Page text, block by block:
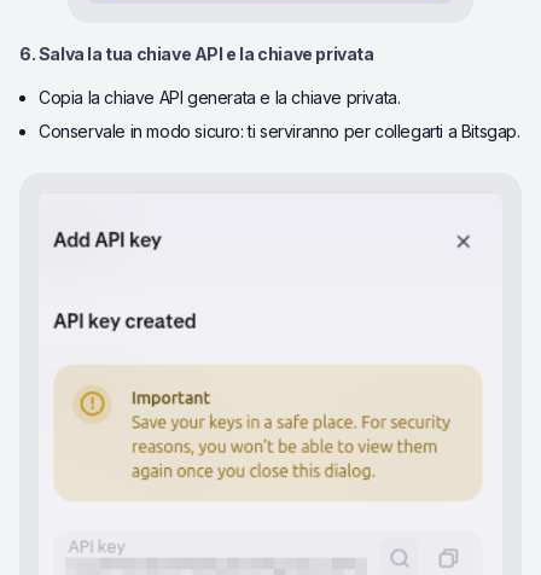
6. Salva la tua chiave API e la chiave privata
Copia la chiave API generata e la chiave privata.
Conservale in modo sicuro: ti serviranno per collegarti a Bitsgap.